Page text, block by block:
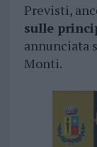
Previsti,
sulle
annunciata
Monti.